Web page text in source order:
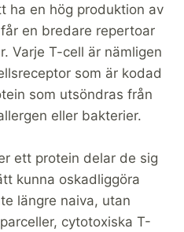
ha en hög produktion av
en bredare repertoar
Varje T-cell är nämligen
som är kodad
som utsöndras från
eller bakterier.
ett protein delar de sig
kunna oskadliggöra
längre naiva, utan
cytotoxiska T-